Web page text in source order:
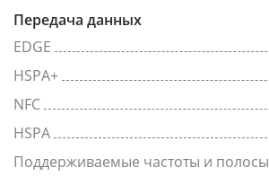
Передача данных
EDGE
HSPA+
NFC
HSPA
Поддерживаемые частоты и полосы